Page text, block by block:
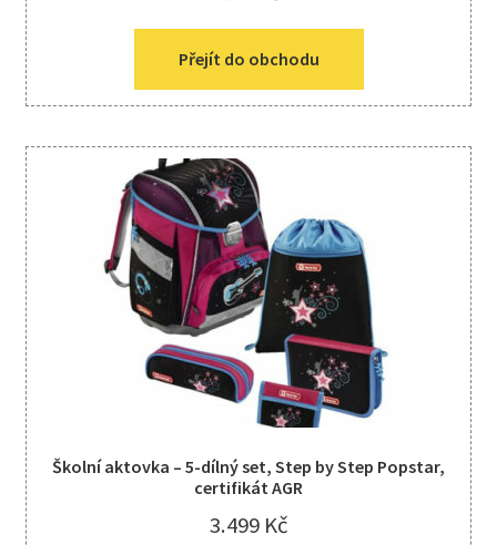
Přejít do obchodu
Školní aktovka – 5-dílný set, Step by Step Popstar,
certifikát AGR
3.499 Kč